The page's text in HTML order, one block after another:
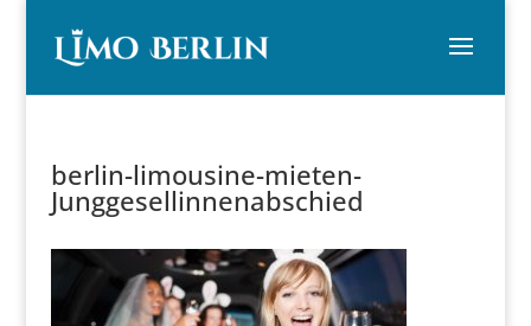
berlin-limousine-mieten-
Junggesellinnenabschied